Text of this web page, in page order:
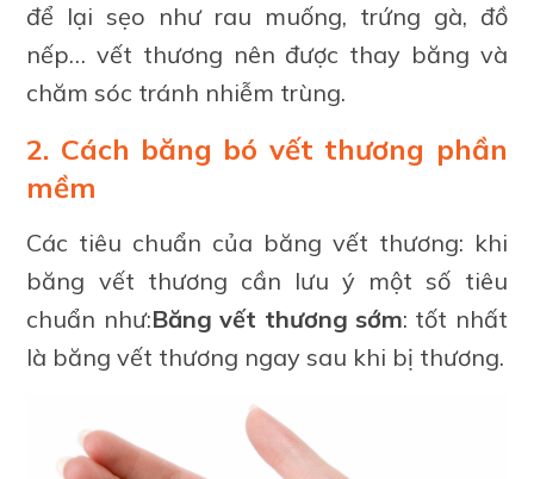
để lại sẹo như rau muống, trứng gà, đồ
nếp… vết thương nên được thay băng và
chăm sóc tránh nhiễm trùng.
2. Cách băng bó vết thương phần
mềm
Các tiêu chuẩn của băng vết thương: khi
băng vết thương cần lưu ý một số tiêu
chuẩn như:Băng vết thương sớm: tốt nhất
là băng vết thương ngay sau khi bị thương.